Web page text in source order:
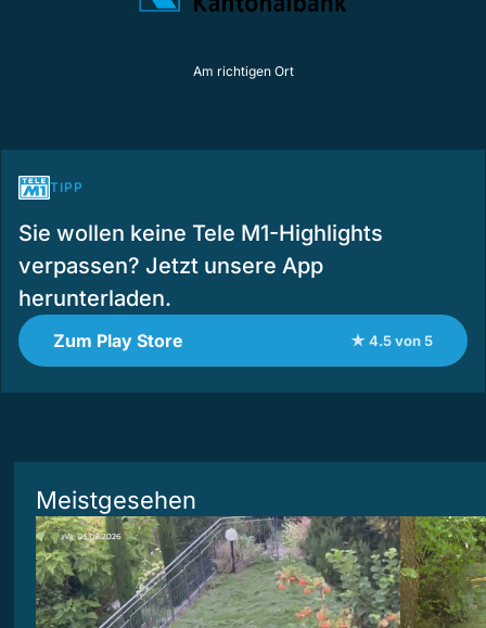
Am richtigen Ort
TIPP
Sie wollen keine Tele M1-Highlights
verpassen? Jetzt unsere App
herunterladen.
Zum Play Store ★ 4.5 von 5
Meistgesehen